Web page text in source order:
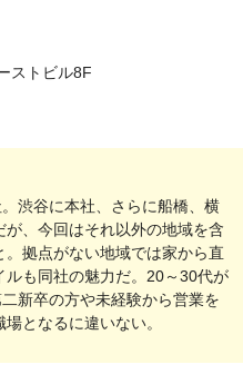
ストビル8F
渋谷に本社、さらに船橋、横
、今回はそれ以外の地域を含
拠点がない地域では家から直
も同社の魅力だ。20～30代が
新卒の方や未経験から営業を
となるに違いない。